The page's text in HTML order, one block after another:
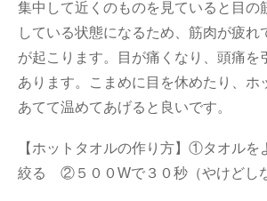
集中して近くのものを見ていると目の
している状態になるため、筋肉が疲れ
が起こります。目が痛くなり、頭痛を
あります。こまめに目を休めたり、ホ
あてて温めてあげると良いです。
【ホットタオルの作り方】①タオルを
絞る ②５００Wで３０秒（やけどし